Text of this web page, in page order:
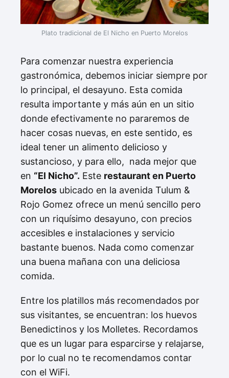
Plato tradicional de El Nicho en Puerto Morelos
Para comenzar nuestra experiencia
gastronómica, debemos iniciar siempre por
lo principal, el desayuno. Esta comida
resulta importante y más aún en un sitio
donde efectivamente no pararemos de
hacer cosas nuevas, en este sentido, es
ideal tener un alimento delicioso y
sustancioso, y para ello, nada mejor que
en “El Nicho”. Este restaurant en Puerto
Morelos ubicado en la avenida Tulum &
Rojo Gomez ofrece un menú sencillo pero
con un riquísimo desayuno, con precios
accesibles e instalaciones y servicio
bastante buenos. Nada como comenzar
una buena mañana con una deliciosa
comida.
Entre los platillos más recomendados por
sus visitantes, se encuentran: los huevos
Benedictinos y los Molletes. Recordamos
que es un lugar para esparcirse y relajarse,
por lo cual no te recomendamos contar
con el WiFi.